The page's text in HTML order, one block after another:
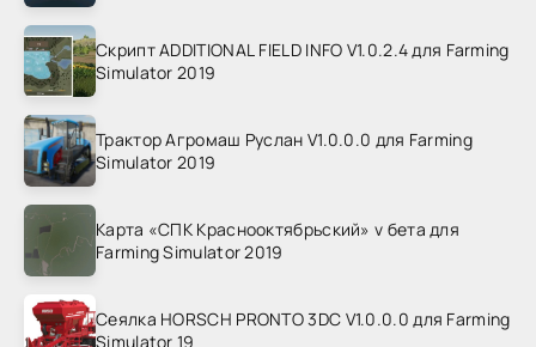
Скрипт ADDITIONAL FIELD INFO V1.0.2.4 для Farming
Simulator 2019
Трактор Агромаш Руслан V1.0.0.0 для Farming
Simulator 2019
Карта «СПК Краснооктябрьский» v бета для
Farming Simulator 2019
Сеялка HORSCH PRONTO 3DC V1.0.0.0 для Farming
Simulator 19